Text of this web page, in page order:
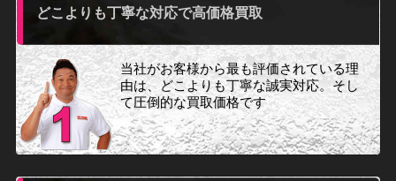
どこよりも丁寧な対応で高価格買取
当社がお客様から最も評価されている理
由は、どこよりも丁寧な誠実対応。そし
て圧倒的な買取価格です